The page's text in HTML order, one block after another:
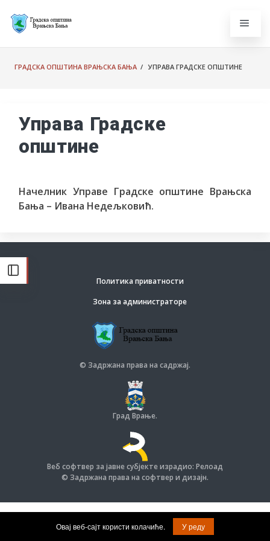
ГРАДСКА ОПШТИНА ВРАЊСКА БАЊА / УПРАВА ГРАДСКЕ ОПШТИНЕ
Управа Градске
општине
Начелник Управе Градске општине Врањска
Бања – Ивана Недељковић.
Политика приватности
Зона за администраторе
© Задржана права на садржај.
Град Врање.
Веб софтвер за јавне субјекте израдио: Релоад
© Задржана права на софтвер и дизајн.
Овај веб-сајт користи колачиће. У реду